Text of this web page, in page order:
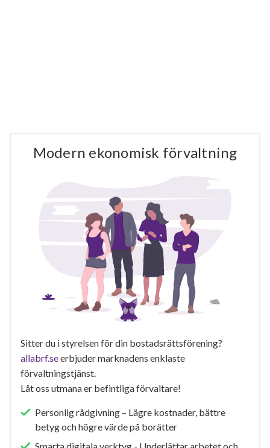
Modern ekonomisk förvaltning
Sitter du i styrelsen för din bostadsrättsförening?
allabrf.seerbjuder marknadens enklaste
förvaltningstjänst.
Låt oss utmana er befintliga förvaltare!
Personlig rådgivning – Lägre kostnader, bättre
betyg och högre värde på borätter